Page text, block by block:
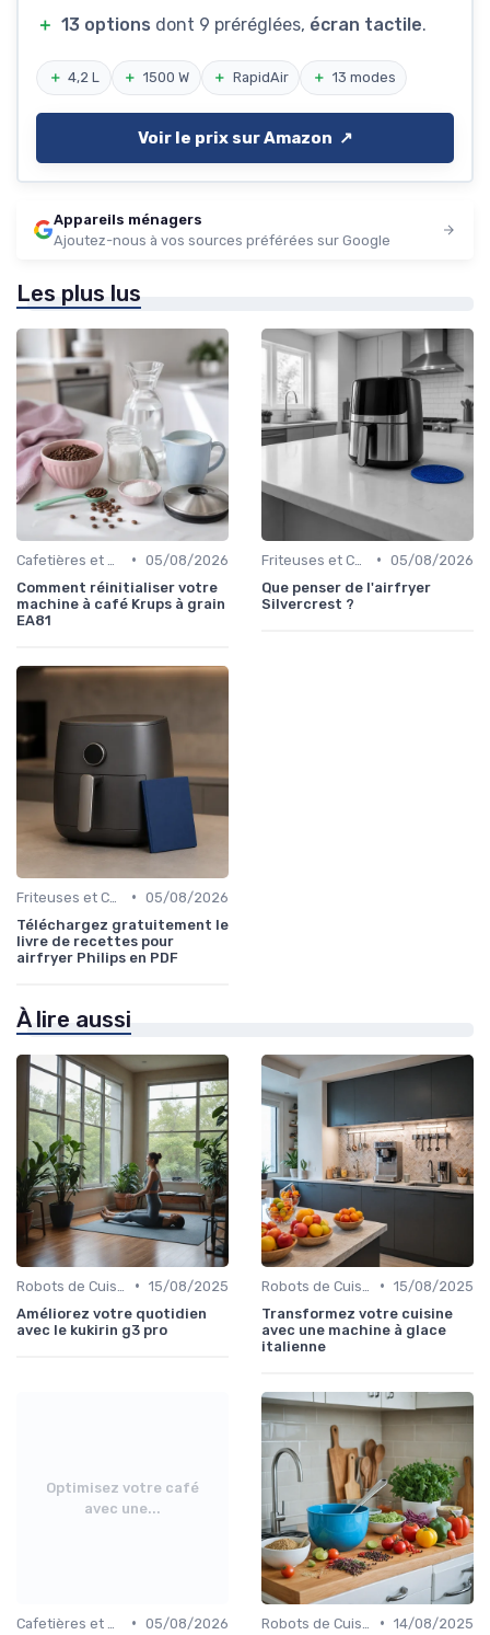
＋ 13 options dont 9 préréglées, écran tactile.
＋ 4,2 L ＋ 1500 W ＋ RapidAir ＋ 13 modes
Voir le prix sur Amazon ↗️
Appareils ménagers
Ajoutez-nous à vos sources préférées sur Google
Les plus lus
• 05/08/2026
Comment réinitialiser votre
machine à café Krups à grain
EA81
• 05/08/2026
Que penser de l'airfryer
Silvercrest ?
• 05/08/2026
Téléchargez gratuitement le
livre de recettes pour
airfryer Philips en PDF
À lire aussi
• 15/08/2025
Améliorez votre quotidien
avec le kukirin g3 pro
• 15/08/2025
Transformez votre cuisine
avec une machine à glace
italienne
Optimisez votre café
avec une...
• 05/08/2026
• 14/08/2025